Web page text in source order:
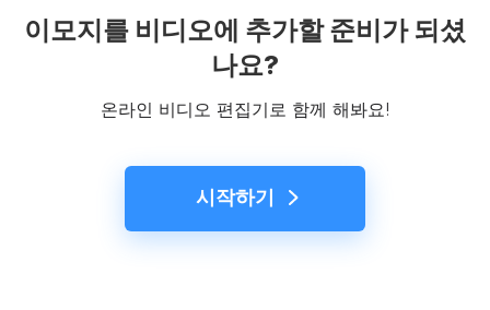
이모지를 비디오에 추가할 준비가 되셨
나요?
온라인 비디오 편집기로 함께 해봐요!
시작하기